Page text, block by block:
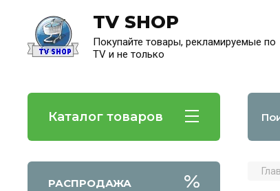
TV SHOP
Покупайте товары, рекламируемые по
TV и не только
Каталог товаров
РАСПРОДАЖА